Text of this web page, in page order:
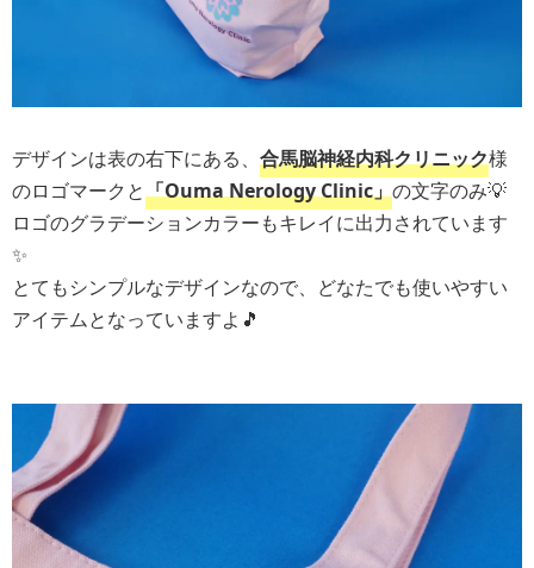
デザインは表の右下にある、 合馬脳神経内科クリニック様
のロゴマークと「Ouma Nerology Clinic」の文字のみ💡
ロゴのグラデーションカラーもキレイに出力されています
✨
とてもシンプルなデザインなので、どなたでも使いやすい
アイテムとなっていますよ🎵